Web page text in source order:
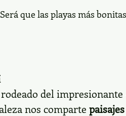
que las playas más
del impresionante
nos comparte